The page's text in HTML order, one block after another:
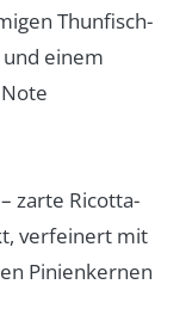
Thunfisch-
einem
zarte Ricotta-
verfeinert mit
Pinienkernen